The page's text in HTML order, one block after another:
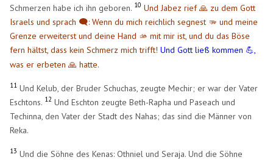
Schmerzen habe ich ihn geboren. 10 Und Jabez rief 🙏 zu dem Gott
Israels und sprach 🗨️: Wenn du mich reichlich segnest 🫳 und meine
Grenze erweiterst und deine Hand 🫴 mit mir ist, und du das Böse
fern hältst, dass kein Schmerz mich trifft! Und Gott ließ kommen💪
was er erbeten 🙏 hatte.
11 Und Kelub, der Bruder Schuchas, zeugte Mechir; er war der Vater
Eschtons. 12 Und Eschton zeugte Beth-Rapha und Paseach und
Techinna, den Vater der Stadt des Nahas; das sind die Männer von
Reka.
13 Und die Söhne des Kenas: Othniel und Seraja. Und die Söhne